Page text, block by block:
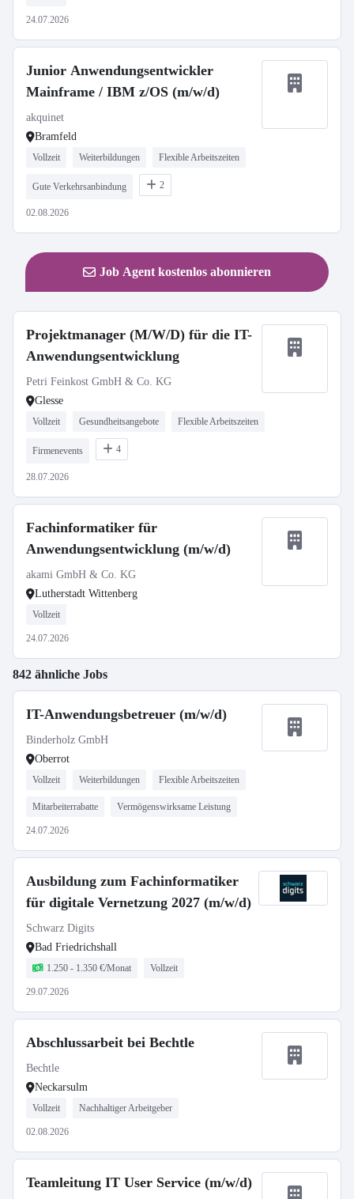
24.07.2026
Junior Anwendungsentwickler
Mainframe / IBM z/OS (m/w/d)
akquinet
Bramfeld
Vollzeit Weiterbildungen Flexible Arbeitszeiten
Gute Verkehrsanbindung 2
02.08.2026
Job Agent kostenlos abonnieren
Projektmanager (M/W/D) für die IT-
Anwendungsentwicklung
Petri Feinkost GmbH & Co. KG
Glesse
Vollzeit Gesundheitsangebote Flexible Arbeitszeiten
Firmenevents 4
28.07.2026
Fachinformatiker für
Anwendungsentwicklung (m/w/d)
akami GmbH & Co. KG
Lutherstadt Wittenberg
Vollzeit
24.07.2026
842 ähnliche Jobs
IT-Anwendungsbetreuer (m/w/d)
Binderholz GmbH
Oberrot
Vollzeit Weiterbildungen Flexible Arbeitszeiten
Mitarbeiterrabatte Vermögenswirksame Leistung
24.07.2026
Ausbildung zum Fachinformatiker
für digitale Vernetzung 2027 (m/w/d)
Schwarz Digits
Bad Friedrichshall
1.250 - 1.350 €/Monat Vollzeit
29.07.2026
Abschlussarbeit bei Bechtle
Bechtle
Neckarsulm
Vollzeit Nachhaltiger Arbeitgeber
02.08.2026
Teamleitung IT User Service (m/w/d)